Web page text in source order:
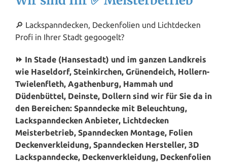
🔎 Lackspanndecken, Deckenfolien und Lichtdecken
Profi in Ihrer Stadt gegoogelt?
⏩ In Stade (Hansestadt) und im ganzen Landkreis
wie Haseldorf, Steinkirchen, Grünendeich, Hollern-
Twielenfleth, Agathenburg, Hammah und
Düdenbüttel, Deinste, Dollern sind wir für Sie da in
den Bereichen: Spanndecke mit Beleuchtung,
Lackspanndecken Anbieter, Lichtdecken
Meisterbetrieb, Spanndecken Montage, Folien
Deckenverkleidung, Spanndecken Hersteller, 3D
Lackspanndecke, Deckenverkleidung, Deckenfolien